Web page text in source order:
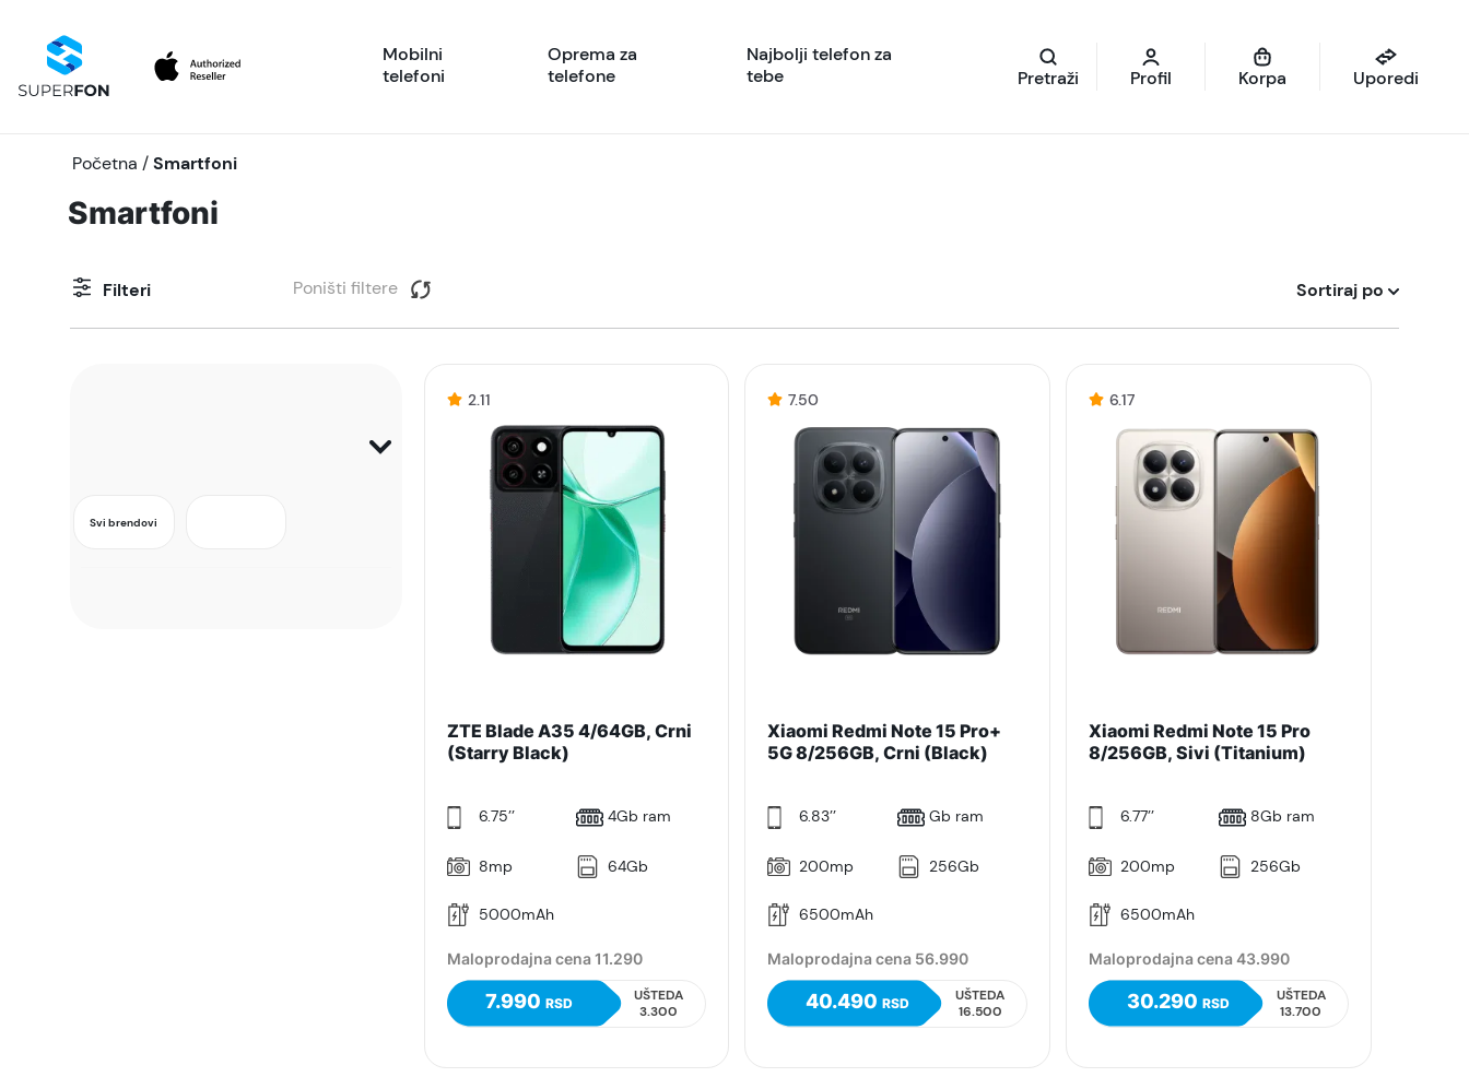
Mobilni
telefoni
Oprema za
telefone
Najbolji telefon za
tebe
Pretraži Profil Korpa Uporedi
Početna /Smartfoni
Smartfoni
Filteri Poništi filtere Sortiraj po
Svi brendovi
2.11
ZTE Blade A35 4/64GB, Crni
(Starry Black)
6.75’’ 4Gb ram
8mp 64Gb
5000mAh
Maloprodajna cena 11.290
7.990 RSD
UŠTEDA
3.300
7.50
Xiaomi Redmi Note 15 Pro+
5G 8/256GB, Crni (Black)
6.83’’ Gb ram
200mp 256Gb
6500mAh
Maloprodajna cena 56.990
40.490RSD
UŠTEDA
16.500
6.17
Xiaomi Redmi Note 15 Pro
8/256GB, Sivi (Titanium)
6.77’’ 8Gb ram
200mp 256Gb
6500mAh
Maloprodajna cena 43.990
30.290RSD
UŠTEDA
13.700